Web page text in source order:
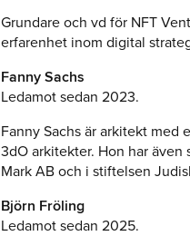
Grundare och vd för NFT
erfarenhet inom digital
Fanny Sachs
Ledamot sedan 2023.
Fanny Sachs är arkitekt med
3dO arkitekter. Hon har
Mark AB och i stiftelsen
Björn Fröling
Ledamot sedan 2025.